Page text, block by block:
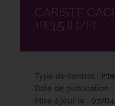
CARISTE
1B.3.5 (H/F)
Type de contrat
Date de publication
Mise à jour le
07/